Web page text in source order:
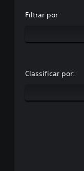
Filtrar por
Classificar por: